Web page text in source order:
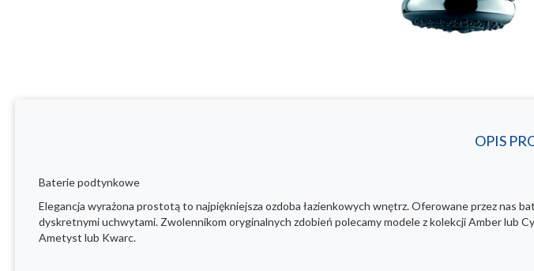
OPIS
Baterie podtynkowe
Elegancja wyrażona prostotą to najpiękniejsza ozdoba łazienkowych wnętrz. Oferowane przez nas
dyskretnymi uchwytami. Zwolennikom oryginalnych zdobień polecamy modele z kolekcji Amber lub
Ametyst lub Kwarc.